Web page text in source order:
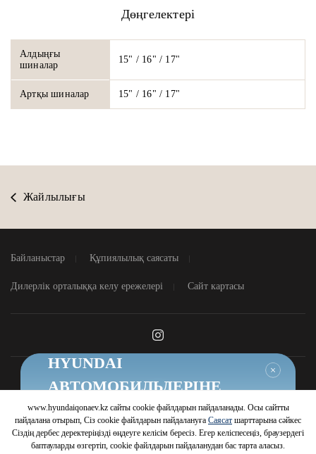
Дөңгелектері
Алдыңғы
шиналар
15" / 16" / 17"
Артқы шиналар 15" / 16" / 17"
Жайлылығы
Байланыстар Құпиялылық саясаты
Дилерлік орталыққа келу ережелері Сайт картасы
© 2026 Hyundai Motor Company
www.hyundaiqonaev.kz сайты cookie файлдарын пайдаланады. Осы сайтты
пайдалана отырып, Сіз cookie файлдарын пайдалануға Саясат шарттарына сәйкес
Сіздің дербес деректеріңізді өңдеуге келісім бересіз. Егер келіспесеңіз, браузердегі
баптауларды өзгертіп, cookie файлдарын пайдаланудан бас тарта аласыз.
HYUNDAI
АВТОМОБИЛЬДЕРІНЕ
ТИІМДІ ШАРТТАР
Шарттарды білу
Жабу